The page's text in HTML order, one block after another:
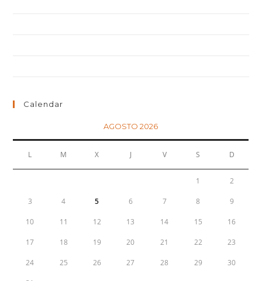
Calendar
AGOSTO 2026
L M X J V S D
1 2
3 4 5 6 7 8 9
10 11 12 13 14 15 16
17 18 19 20 21 22 23
24 25 26 27 28 29 30